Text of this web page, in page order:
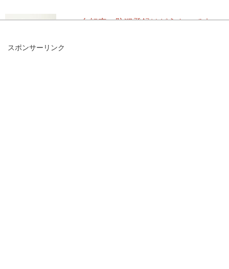
自転車の防犯登録はどうやってす
スポンサーリンク